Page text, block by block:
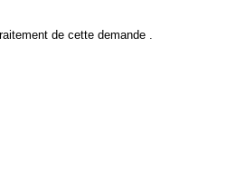
de cette demande .